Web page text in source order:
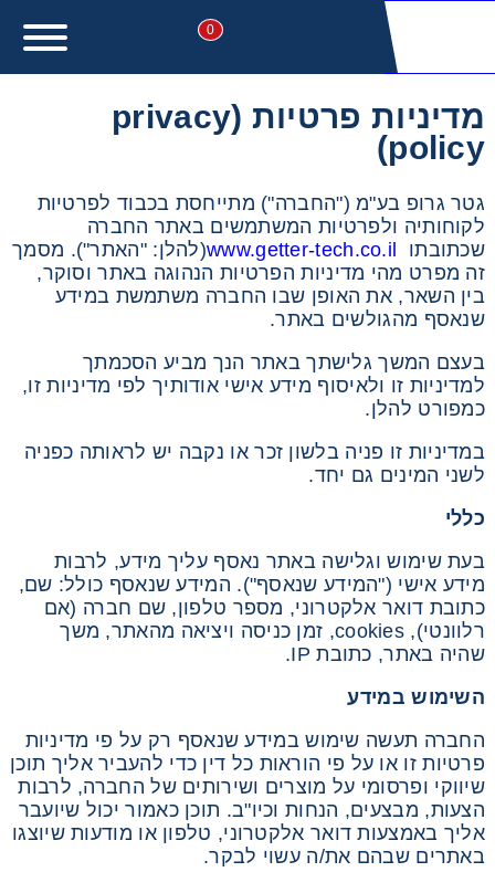
0
מדיניות פרטיות (privacy
policy)
גטר גרופ בע"מ ("החברה") מתייחסת בכבוד לפרטיות
לקוחותיה ולפרטיות המשתמשים באתר החברה
שכתובתו www.getter-tech.co.il(להלן: "האתר"). מסמך
זה מפרט מהי מדיניות הפרטיות הנהוגה באתר וסוקר,
בין השאר, את האופן שבו החברה משתמשת במידע
שנאסף מהגולשים באתר.
בעצם המשך גלישתך באתר הנך מביע הסכמתך
למדיניות זו ולאיסוף מידע אישי אודותיך לפי מדיניות זו,
כמפורט להלן.
במדיניות זו פניה בלשון זכר או נקבה יש לראותה כפניה
לשני המינים גם יחד.
כללי
בעת שימוש וגלישה באתר נאסף עליך מידע, לרבות
מידע אישי ("המידע שנאסף"). המידע שנאסף כולל: שם,
כתובת דואר אלקטרוני, מספר טלפון, שם חברה (אם
רלוונטי), cookies, זמן כניסה ויציאה מהאתר, משך
שהיה באתר, כתובת IP.
השימוש במידע
החברה תעשה שימוש במידע שנאסף רק על פי מדיניות
פרטיות זו או על פי הוראות כל דין כדי להעביר אליך תוכן
שיווקי ופרסומי על מוצרים ושירותים של החברה, לרבות
הצעות, מבצעים, הנחות וכיו"ב. תוכן כאמור יכול שיועבר
אליך באמצעות דואר אלקטרוני, טלפון או מודעות שיוצגו
באתרים שבהם את/ה עשוי לבקר.